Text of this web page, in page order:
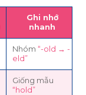
Ghi nhớ
nhanh
Nhóm “-old → -
eld”
Giống mẫu
“hold”